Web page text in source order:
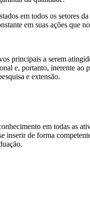
em todos os setores
em suas ações que
principais a serem
e, portanto, inerente ao
e extensão.
em todas as
inserir de forma